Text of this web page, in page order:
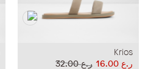
Krios
ر.ع 32.00
ر.ع 16.00